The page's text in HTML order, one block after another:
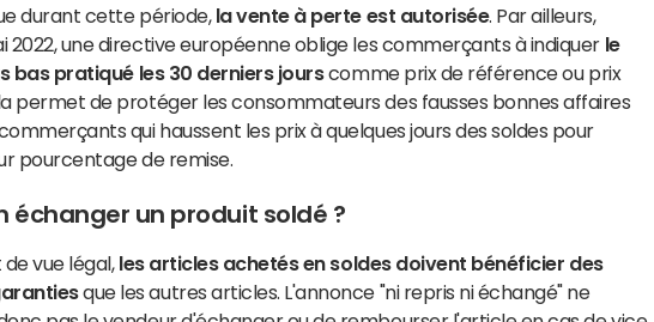
durant cette période, la vente à perte est autorisée. Par ailleurs,
2022, une directive européenne oblige les commerçants à indiquer le
bas pratiqué les 30 derniers jourscomme prix de référence ou prix
permet de protéger les consommateurs des fausses bonnes affaires
qui haussent les prix à quelques jours des soldes pour
pourcentage de remise.
échanger un produit soldé ?
de vue légal, les articles achetés en soldes doivent bénéficier des
que les autres articles. L'annonce "ni repris ni échangé" ne